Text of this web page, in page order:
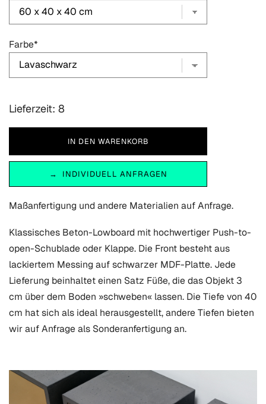
Farbe*
Lieferzeit: 8
INDIVIDUELL ANFRAGEN
Maßanfertigung und andere Materialien auf Anfrage.
Klassisches Beton-Lowboard mit hochwertiger Push-to-
open-Schublade oder Klappe. Die Front besteht aus
lackiertem Messing auf schwarzer MDF-Platte. Jede
Lieferung beinhaltet einen Satz Füße, die das Objekt 3
cm über dem Boden »schweben« lassen. Die Tiefe von 40
cm hat sich als ideal herausgestellt, andere Tiefen bieten
wir auf Anfrage als Sonderanfertigung an.